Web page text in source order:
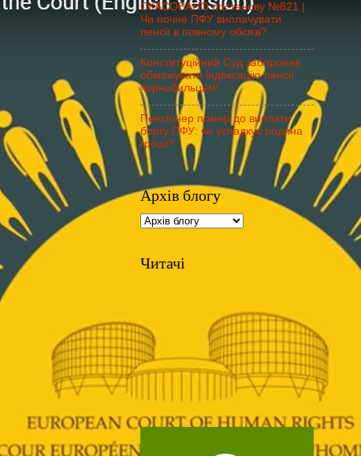
СКАСОВАНО постанову №821 |
Чи почне ПФУ виплачувати
пенсії в повному обсязі?
Конституційний Суд заборонив
обмежувати індексацію пенсії
чорнобильцям!
Пенсіонер помер до виплати
боргу ПФУ: чи успадкує родина
гроші?
Архів блогу
Читачі